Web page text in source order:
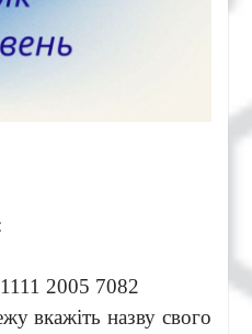
2005 7082
вкажіть назву свого